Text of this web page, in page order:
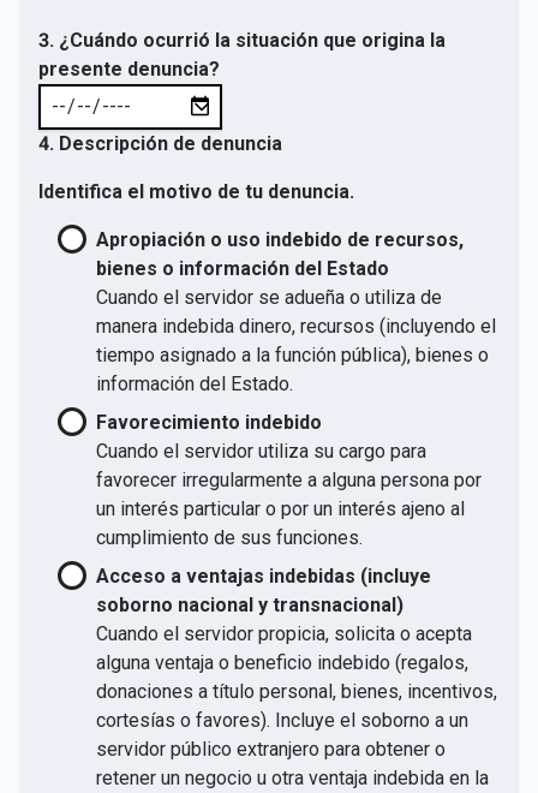
3. ¿Cuándo ocurrió la situación que origina la
presente denuncia?
4. Descripción de denuncia
Identifica el motivo de tu denuncia.
Apropiación o uso indebido de recursos,
bienes o información del Estado
Cuando el servidor se adueña o utiliza de
manera indebida dinero, recursos (incluyendo el
tiempo asignado a la función pública), bienes o
información del Estado.
Favorecimiento indebido
Cuando el servidor utiliza su cargo para
favorecer irregularmente a alguna persona por
un interés particular o por un interés ajeno al
cumplimiento de sus funciones.
Acceso a ventajas indebidas (incluye
soborno nacional y transnacional)
Cuando el servidor propicia, solicita o acepta
alguna ventaja o beneficio indebido (regalos,
donaciones a título personal, bienes, incentivos,
cortesías o favores). Incluye el soborno a un
servidor público extranjero para obtener o
retener un negocio u otra ventaja indebida en la